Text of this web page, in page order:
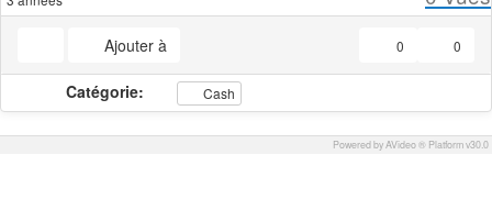
Ajouter à 0
0
Catégorie: Cash
Powered by AVideo ® Platform v30.0